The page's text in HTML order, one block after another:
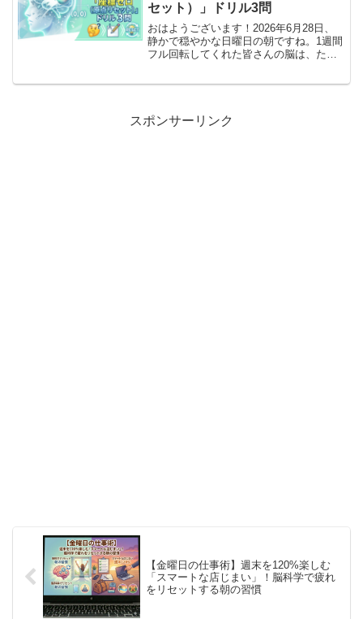
セット）」ドリル3問
おはようございます！2026年6月28日、
静かで穏やかな日曜日の朝ですね。1週間
フル回転してくれた皆さんの脳は、たく
スポンサーリンク
【金曜日の仕事術】週末を120%楽しむ
「スマートな店じまい」！脳科学で疲れ
をリセットする朝の習慣